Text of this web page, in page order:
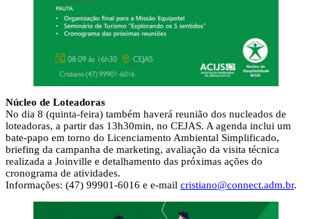
Núcleo de Loteadoras
No dia 8 (quinta-feira) também haverá reunião dos nucleados de
loteadoras, a partir das 13h30min, no CEJAS. A agenda inclui um
bate-papo em torno do Licenciamento Ambiental Simplificado,
briefing da campanha de marketing, avaliação da visita técnica
realizada a Joinville e detalhamento das próximas ações do
cronograma de atividades.
Informações: (47) 99901-6016 e e-mail cristiano@connect.adm.br.